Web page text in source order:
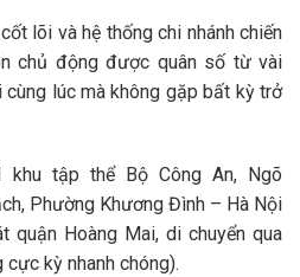
lõi và hệ thống chi nhánh chiến
chủ động được quân số từ vài
lúc mà không gặp bất kỳ trở
tập thể Bộ Công An, Ngõ
Phường Khương Đình – Hà Nội
quận Hoàng Mai, di chuyển qua
kỳ nhanh chóng).